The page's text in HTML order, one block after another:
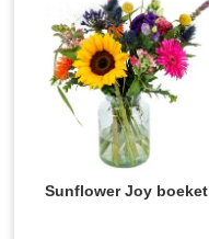
Sunflower Joy boeket